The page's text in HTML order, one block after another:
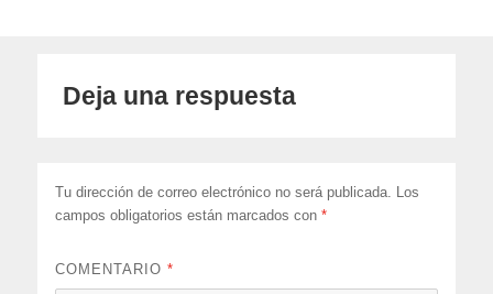
Deja una respuesta
Tu dirección de correo electrónico no será publicada. Los
campos obligatorios están marcados con*
COMENTARIO*